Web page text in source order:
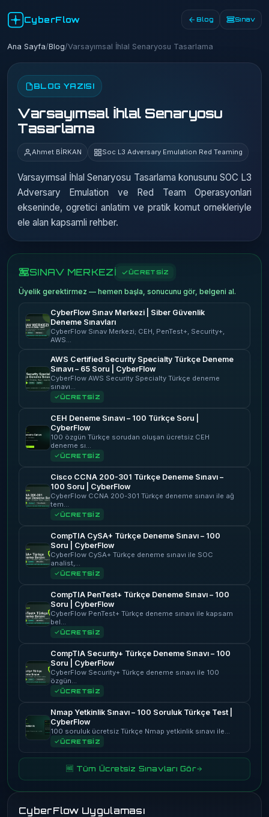
CyberFlow Blog Sınav
Ana Sayfa/Blog/Varsayımsal İhlal Senaryosu Tasarlama
BLOG YAZISI
Varsayımsal İhlal Senaryosu
Tasarlama
Ahmet BİRKAN Soc L3 Adversary Emulation Red Teaming
Varsayımsal İhlal Senaryosu Tasarlama konusunu SOC L3
Adversary Emulation ve Red Team Operasyonlari
ekseninde, ogretici anlatim ve pratik komut ornekleriyle
ele alan kapsamli rehber.
SINAV MERKEZİ ÜCRETSİZ
Üyelik gerektirmez — hemen başla, sonucunu gör, belgeni al.
CyberFlow Sınav Merkezi | Siber Güvenlik
Deneme Sınavları
CyberFlow Sınav Merkezi; CEH, PenTest+, Security+,
AWS…
AWS Certified Security Specialty Türkçe Deneme
Sınavı – 65 Soru | CyberFlow
CyberFlow AWS Security Specialty Türkçe deneme
sınavı…
ÜCRETSİZ
CEH Deneme Sınavı – 100 Türkçe Soru |
CyberFlow
100 özgün Türkçe sorudan oluşan ücretsiz CEH
deneme sı…
ÜCRETSİZ
Cisco CCNA 200-301 Türkçe Deneme Sınavı –
100 Soru | CyberFlow
CyberFlow CCNA 200-301 Türkçe deneme sınavı ile ağ
tem…
ÜCRETSİZ
CompTIA CySA+ Türkçe Deneme Sınavı – 100
Soru | CyberFlow
CyberFlow CySA+ Türkçe deneme sınavı ile SOC
analist,…
ÜCRETSİZ
CompTIA PenTest+ Türkçe Deneme Sınavı – 100
Soru | CyberFlow
CyberFlow PenTest+ Türkçe deneme sınavı ile kapsam
bel…
ÜCRETSİZ
CompTIA Security+ Türkçe Deneme Sınavı – 100
Soru | CyberFlow
CyberFlow Security+ Türkçe deneme sınavı ile 100
özgün…
ÜCRETSİZ
Nmap Yetkinlik Sınavı – 100 Soruluk Türkçe Test |
CyberFlow
100 soruluk ücretsiz Türkçe Nmap yetkinlik sınavı ile…
ÜCRETSİZ
🆓 Tüm Ücretsiz Sınavları Gör
CyberFlow Uygulaması